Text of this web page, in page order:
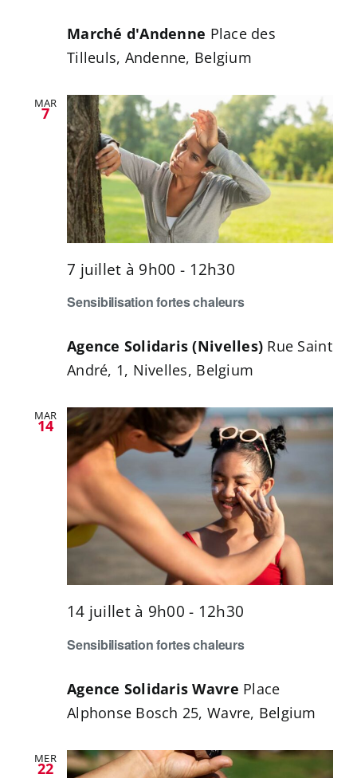
Marché d'Andenne Place des
Tilleuls, Andenne, Belgium
MAR
7
Sensibilisation fortes chaleurs
7 juillet à 9h00 - 12h30
Agence Solidaris (Nivelles) Rue Saint
André, 1, Nivelles, Belgium
MAR
14
Sensibilisation fortes chaleurs
14 juillet à 9h00 - 12h30
Agence Solidaris Wavre Place
Alphonse Bosch 25, Wavre, Belgium
MER
22